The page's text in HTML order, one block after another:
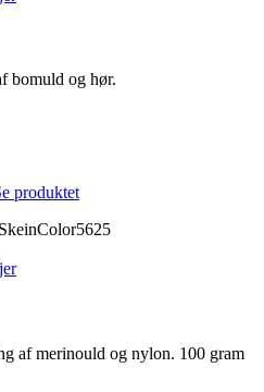
bomuld og hør.
produktet
af merinould og nylon. 100 gram